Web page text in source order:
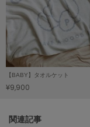
MIESROHE
ミースロエ
miies miim
ミーエスミーム
Mila Owen
ミラオーウェン
モワージュ
【BABY】タオルケット
¥9,900
関連記事